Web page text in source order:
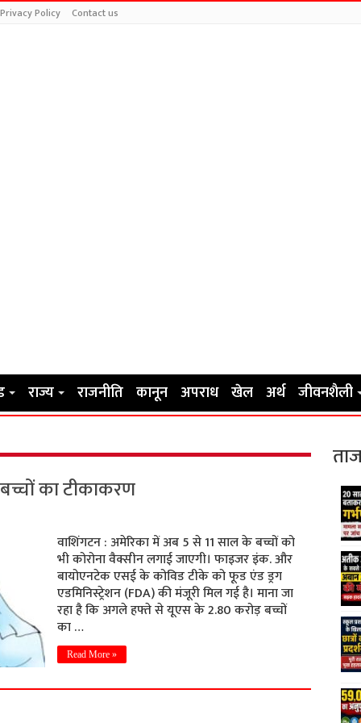
Privacy Policy Contact us
राज्य राजनीति कानून अपराध खेल अर्थ जीवनशैली
का टीकाकरण
वाशिंगटन : अमेरिका में अब 5 से 11 साल के बच्चों को
भी कोरोना वैक्सीन लगाई जाएगी। फाइजर इंक. और
बायोएनटेक एसई के कोविड टीके को फूड एंड ड्रग
एडमिनिस्ट्रेशन (FDA) की मंजूरी मिल गई है। माना जा
रहा है कि अगले हफ्ते से यूएस के 2.80 करोड़ बच्चों
का …
Read More »